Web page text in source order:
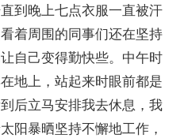
到晚上七点衣服一直被汗
着周围的同事们还在坚持
自己变得勤快些。中午时
地上，站起来时眼前都是
后立马安排我去休息，我
阳暴晒坚持不懈地工作，